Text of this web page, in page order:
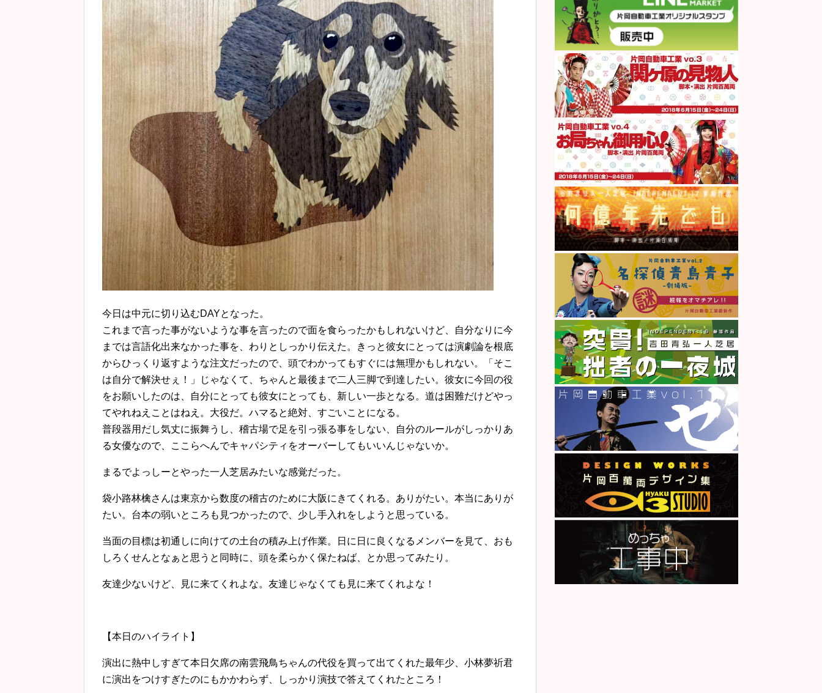
今日は中元に切り込むDAYとなった。
これまで言った事がないような事を言ったので面を食らったかもしれないけど、自分なりに今
までは言語化出来なかった事を、わりとしっかり伝えた。きっと彼女にとっては演劇論を根底
からひっくり返すような注文だったので、頭でわかってもすぐには無理かもしれない。「そこ
は自分で解決せぇ！」じゃなくて、ちゃんと最後まで二人三脚で到達したい。彼女に今回の役
をお願いしたのは、自分にとっても彼女にとっても、新しい一歩となる。道は困難だけどやっ
てやれねえことはねえ。大役だ。ハマると絶対、すごいことになる。
普段器用だし気丈に振舞うし、稽古場で足を引っ張る事をしない、自分のルールがしっかりあ
る女優なので、ここらへんでキャパシティをオーバーしてもいいんじゃないか。
まるでよっしーとやった一人芝居みたいな感覚だった。
袋小路林檎さんは東京から数度の稽古のために大阪にきてくれる。ありがたい。本当にありが
たい。台本の弱いところも見つかったので、少し手入れをしようと思っている。
当面の目標は初通しに向けての土台の積み上げ作業。日に日に良くなるメンバーを見て、おも
しろくせんとなぁと思うと同時に、頭を柔らかく保たねば、とか思ってみたり。
友達少ないけど、見に来てくれよな。友達じゃなくても見に来てくれよな！
【本日のハイライト】
演出に熱中しすぎて本日欠席の南雲飛鳥ちゃんの代役を買って出てくれた最年少、小林夢祈君
に演出をつけすぎたのにもかかわらず、しっかり演技で答えてくれたところ！